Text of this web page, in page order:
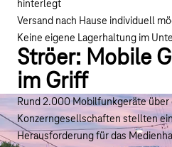
hinterlegt
Versand nach Hause individuell
Keine eigene Lagerhaltung im
Ströer: Mobile
im Griff
Rund 2.000 Mobilfunkgeräte über
Konzerngesellschaften stellten
Herausforderung für das